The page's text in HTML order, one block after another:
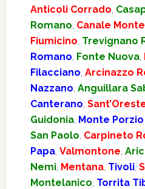
Anticoli Corrado,
Romano, Canale
Fiumicino, Trevignano
Romano, Fonte Nuova,
Filacciano, Arcinazzo
Nazzano, Anguillara
Canterano,
Guidonia, Monte
San Paolo, Carpineto
Papa, Valmontone,
Nemi, Mentana, Tivoli,
Montelanico, Torrita